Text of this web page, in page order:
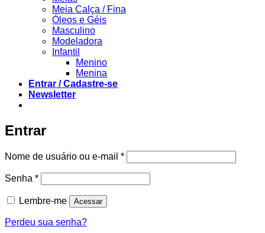
Meia Calça / Fina
Óleos e Géis
Masculino
Modeladora
Infantil
Menino
Menina
Entrar / Cadastre-se
Newsletter
Entrar
Nome de usuário ou e-mail *Obrigatório
Senha *Obrigatório
Lembre-me Acessar
Perdeu sua senha?